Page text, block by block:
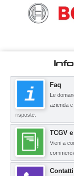
Faq
Le
azienda
risposte.
TCGV
Vieni a
Contatti